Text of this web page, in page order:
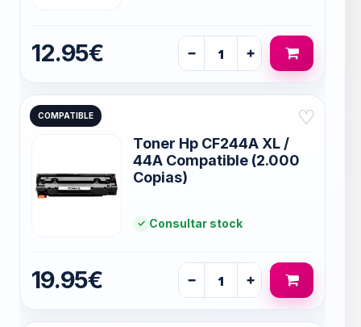
12.95€ − +
COMPATIBLE ♡
Toner Hp CF244A XL /
44A Compatible (2.000
Copias)
Consultar stock
19.95€ − +